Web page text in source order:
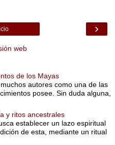
›
web
de los Mayas
autores como una de las
posee. Sin duda alguna,
y ritos ancestrales
establecer un lazo espiritual
de esta, mediante un ritual